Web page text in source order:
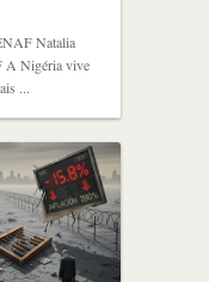
Natalia
A Nigéria vive
...